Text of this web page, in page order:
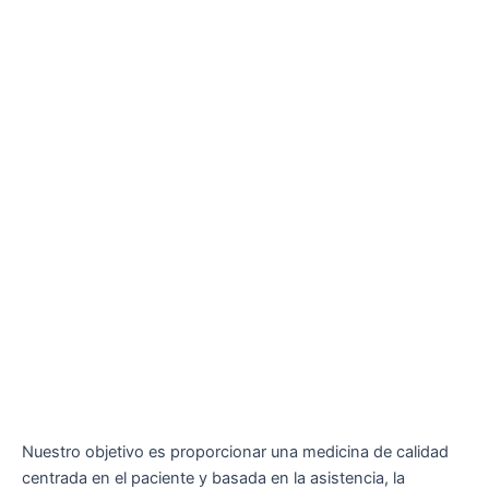
Nuestro objetivo es proporcionar una medicina de calidad
centrada en el paciente y basada en la asistencia, la